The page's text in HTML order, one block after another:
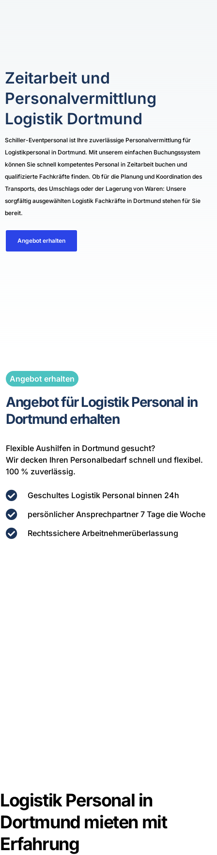
Zeitarbeit und
Personalvermittlung
Logistik Dortmund
Schiller-Eventpersonal ist Ihre zuverlässige Personalvermittlung für
Logistikpersonal in Dortmund. Mit unserem einfachen Buchungssystem
können Sie schnell kompetentes Personal in Zeitarbeit buchen und
qualifizierte Fachkräfte finden. Ob für die Planung und Koordination des
Transports, des Umschlags oder der Lagerung von Waren: Unsere
sorgfältig ausgewählten Logistik Fachkräfte in Dortmund stehen für Sie
bereit.
Angebot erhalten
Angebot erhalten
Angebot für Logistik Personal in
Dortmund erhalten
Flexible Aushilfen in Dortmund gesucht?
Wir decken Ihren Personalbedarf schnell und flexibel.
100 % zuverlässig.
Geschultes Logistik Personal binnen 24h
persönlicher Ansprechpartner 7 Tage die Woche
Rechtssichere Arbeitnehmerüberlassung
Logistik Personal in
Dortmund mieten mit
Erfahrung